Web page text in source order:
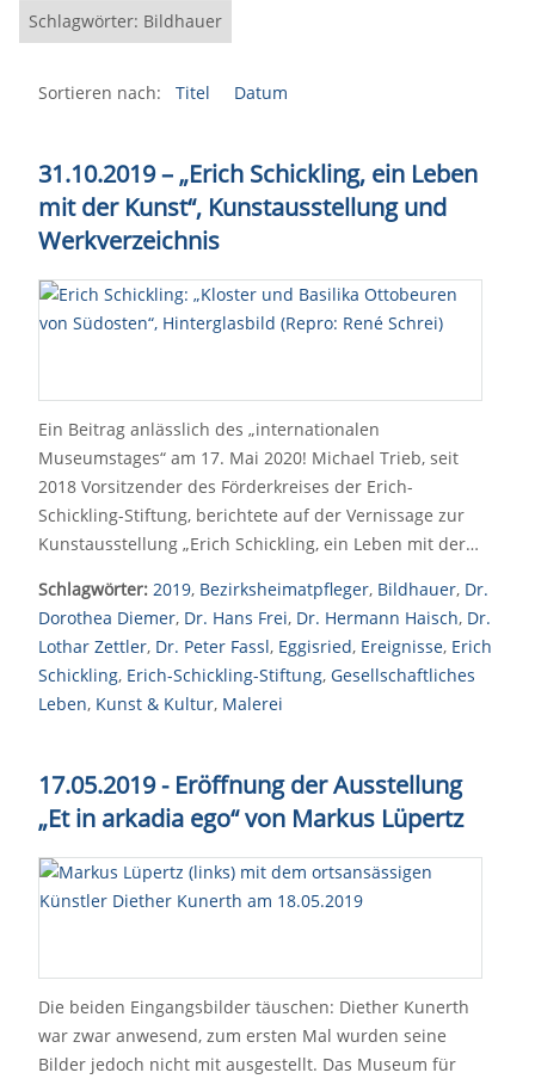
Schlagwörter: Bildhauer
Sortieren nach: Titel Datum
31.10.2019 – „Erich Schickling, ein Leben
mit der Kunst“, Kunstausstellung und
Werkverzeichnis
Ein Beitrag anlässlich des „internationalen
Museumstages“ am 17. Mai 2020! Michael Trieb, seit
2018 Vorsitzender des Förderkreises der Erich-
Schickling-Stiftung, berichtete auf der Vernissage zur
Kunstausstellung „Erich Schickling, ein Leben mit der…
Schlagwörter: 2019, Bezirksheimatpfleger, Bildhauer, Dr.
Dorothea Diemer, Dr. Hans Frei, Dr. Hermann Haisch, Dr.
Lothar Zettler, Dr. Peter Fassl, Eggisried, Ereignisse, Erich
Schickling, Erich-Schickling-Stiftung, Gesellschaftliches
Leben, Kunst & Kultur, Malerei
17.05.2019 - Eröffnung der Ausstellung
„Et in arkadia ego“ von Markus Lüpertz
Die beiden Eingangsbilder täuschen: Diether Kunerth
war zwar anwesend, zum ersten Mal wurden seine
Bilder jedoch nicht mit ausgestellt. Das Museum für